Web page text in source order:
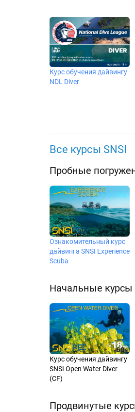
Курс обучения дайвингу
NDL Diver
Все курсы SNSI
Пробные
Ознакомительный курс
дайвинга SNSI Experience
Scuba
Начальные курсы
Курс обучения дайвингу
SNSI Open Water Diver
(CF)
Продвинутые